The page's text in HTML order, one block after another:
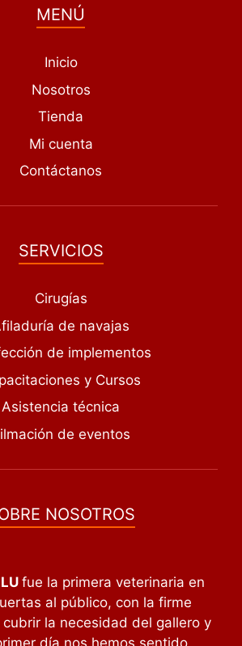
MENÚ
Inicio
Nosotros
Tienda
Mi cuenta
Contáctanos
SERVICIOS
Cirugías
de navajas
de implementos
y Cursos
Asistencia técnica
de eventos
NOSOTROS
fue la primera veterinaria en
al público, con la firme
la necesidad del gallero y